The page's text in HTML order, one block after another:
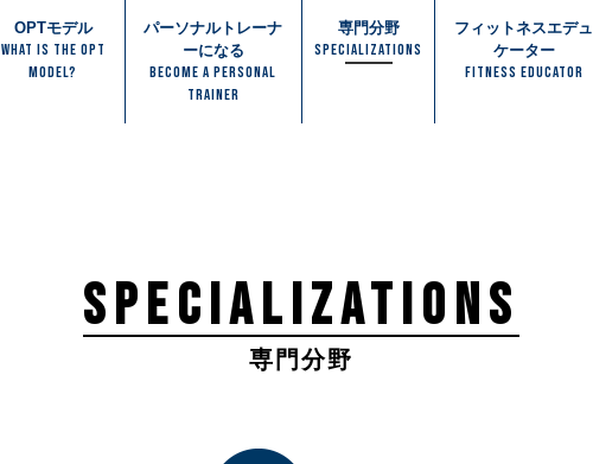
OPTモデル
WHAT IS THE OPT
MODEL?
パーソナルトレーナ
ーになる
BECOME A PERSONAL
TRAINER
専門分野
SPECIALIZATIONS
フィットネスエデュ
ケーター
FITNESS EDUCATOR
SPECIALIZATIONS
専門分野